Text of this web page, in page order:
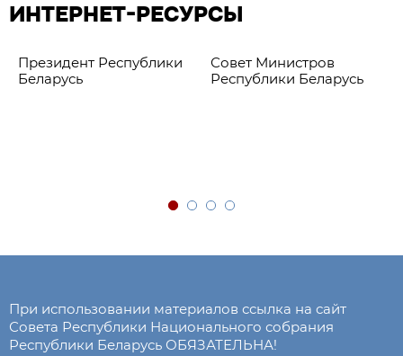
ИНТЕРНЕТ-РЕСУРСЫ
Президент Республики
Беларусь
Совет Министров
Республики Беларусь
При использовании материалов ссылка на сайт
Совета Республики Национального собрания
Республики Беларусь ОБЯЗАТЕЛЬНА!